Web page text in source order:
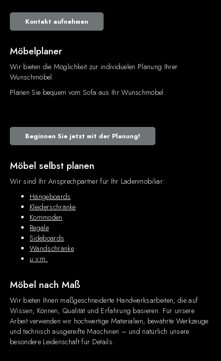
Kontakt aufnehmen
Möbelplaner
Wir bieten die Möglichkeit zur individuelen Planung Ihrer
Wunschmöbel.
Planen Sie bequem vom Sofa aus Ihr Wunschmöbel.
Beginnen Sie jetzt mit der Planung!
Möbel selbst planen
Wir sind Ihr Ansprechpartner für Ihr Ladenmobiliar:
Hängeboards
Kleiderschränke
Kommoden
Regale
Sideboards
Wandschränke
u.v.m.
Möbel nach Maß
Wir bieten Ihnen maßgeschneiderte Handwerksarbeiten, die auf
Wissen, Können, Qualität und Erfahrung basieren. Für unsere
Arbeit verwenden wir hochwertige Materialien, bewährte Werkzeuge
und technisch ausgereifte Maschinen – und natürlich unsere
besondere Leidenschaft für Details.